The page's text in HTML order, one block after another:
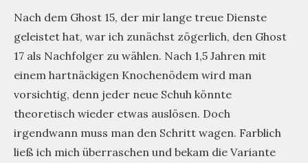
Nach dem Ghost 15, der mir lange treue Dienste
geleistet hat, war ich zunächst zögerlich, den Ghost
17 als Nachfolger zu wählen. Nach 1,5 Jahren mit
einem hartnäckigen Knochenödem wird man
vorsichtig, denn jeder neue Schuh könnte
theoretisch wieder etwas auslösen. Doch
irgendwann muss man den Schritt wagen. Farblich
ließ ich mich überraschen und bekam die Variante